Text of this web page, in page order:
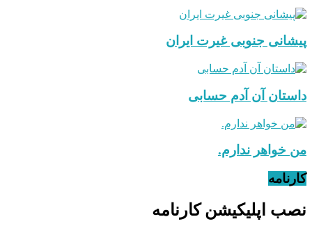
پیشانی جنوبی غیرت ایران
داستان آن آدم حسابی
من خواهر ندارم.
کارنامه
نصب اپلیکیشن کارنامه